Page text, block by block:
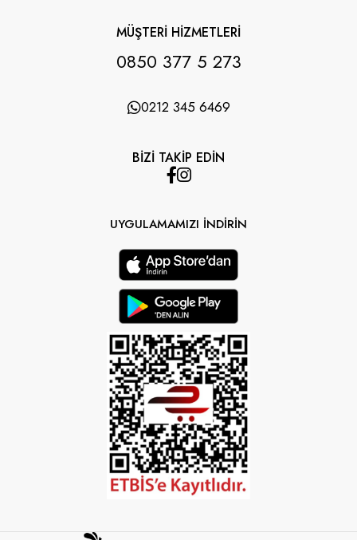
MÜŞTERİ HİZMETLERİ
0850 377 5 273
0212 345 6469
BİZİ TAKİP EDİN
UYGULAMAMIZI İNDİRİN